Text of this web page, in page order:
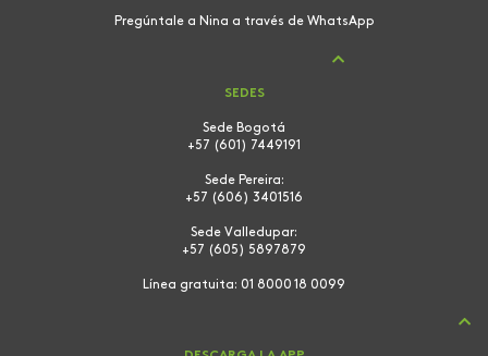
Pregúntale a Nina a través de WhatsApp
SEDES
Sede Bogotá
+57 (601) 7449191
Sede Pereira:
+57 (606) 3401516
Sede Valledupar:
+57 (605) 5897879
Línea gratuita: 01 8000 18 0099